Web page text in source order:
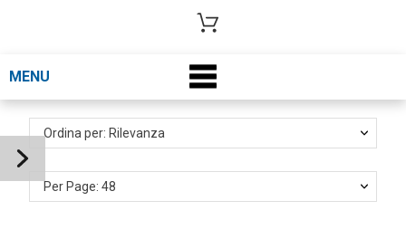
MENU
Ordina per: Rilevanza
Per Page: 48